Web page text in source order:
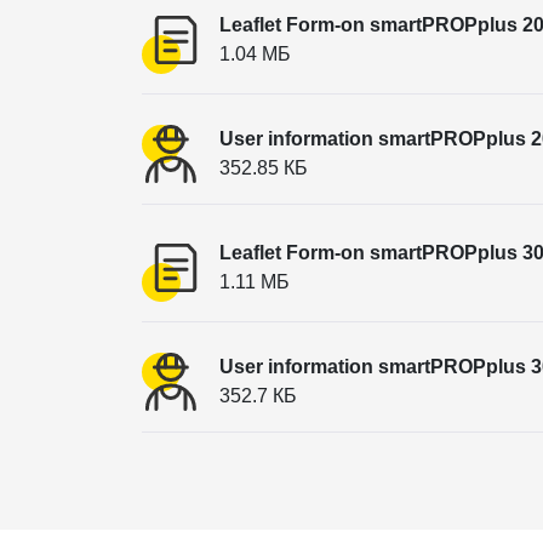
Leaflet Form-on smartPROPplus 20
1.04 МБ
User information smartPROPplus
352.85 КБ
Leaflet Form-on smartPROPplus 30
1.11 МБ
User information smartPROPplus
352.7 КБ